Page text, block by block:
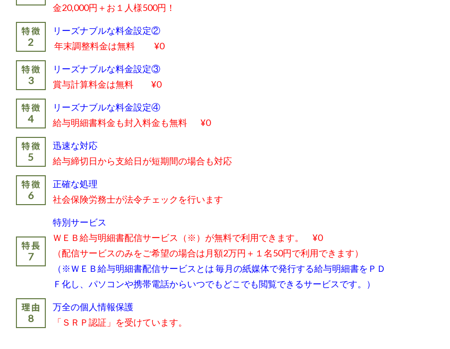
金20,000円＋お１人様500円！
リーズナブルな料金設定②
年末調整料金は無料 ¥0
リーズナブルな料金設定③
賞与計算料金は無料
¥0
リーズナブルな料金設定④
給与明細書料金も封入料金も無料
¥0
迅速な対応
給与締切日から支給日が短期間の場合も対応
正確な処理
社会保険労務士が法令チェックを行います
特別サービス
ＷＥＢ給与明細書配信サービス（※）が無料で利用できます。 ¥0
（配信サービスのみをご希望の場合は月額2万円＋１名50円で利用できます）
（※ＷＥＢ給与明細書配信サービスとは 毎月の紙媒体で発行する給与明細書をＰＤ
Ｆ化し、パソコンや携帯電話からいつでもどこでも閲覧できるサービスです。）
万全の個人情報保護
「ＳＲＰ認証」を受けています。